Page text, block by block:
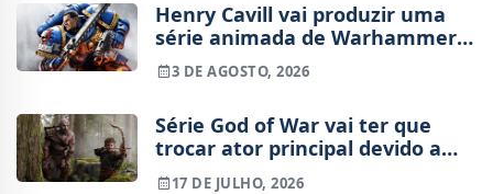
Henry Cavill vai produzir uma
série animada de Warhammer
40,000 para a Amazon
3 DE AGOSTO, 2026
Série God of War vai ter que
trocar ator principal devido a
lesão
17 DE JULHO, 2026